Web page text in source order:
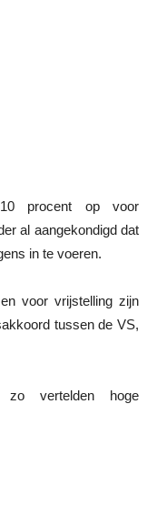
procent op voor
al aangekondigd dat
in te voeren.
voor vrijstelling zijn
tussen de VS,
vertelden hoge